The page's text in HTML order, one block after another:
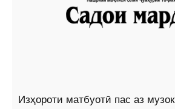
Изҳороти матбуотӣ пас аз